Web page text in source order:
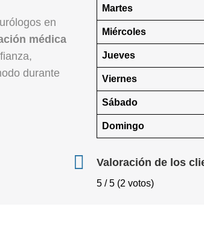
en
médica
durante
Martes
Miércoles
Jueves
Viernes
Sábado
Domingo
Valoración de los
5 / 5 (2 votos)